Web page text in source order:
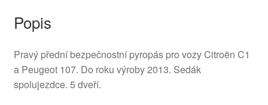
Popis
Pravý přední bezpečnostní pyropás pro vozy Citroën C1
a Peugeot 107. Do roku výroby 2013. Sedák
spolujezdce. 5 dveří.